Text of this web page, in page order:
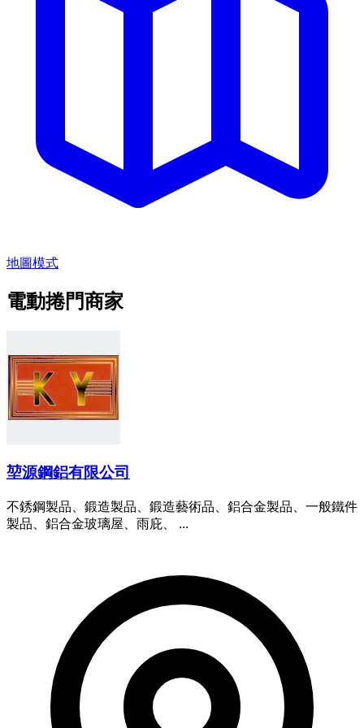
地圖模式
電動捲門商家
堃源鋼鋁有限公司
不銹鋼製品、鍛造製品、鍛造藝術品、鋁合金製品、一般鐵件
製品、鋁合金玻璃屋、雨庇、 ...